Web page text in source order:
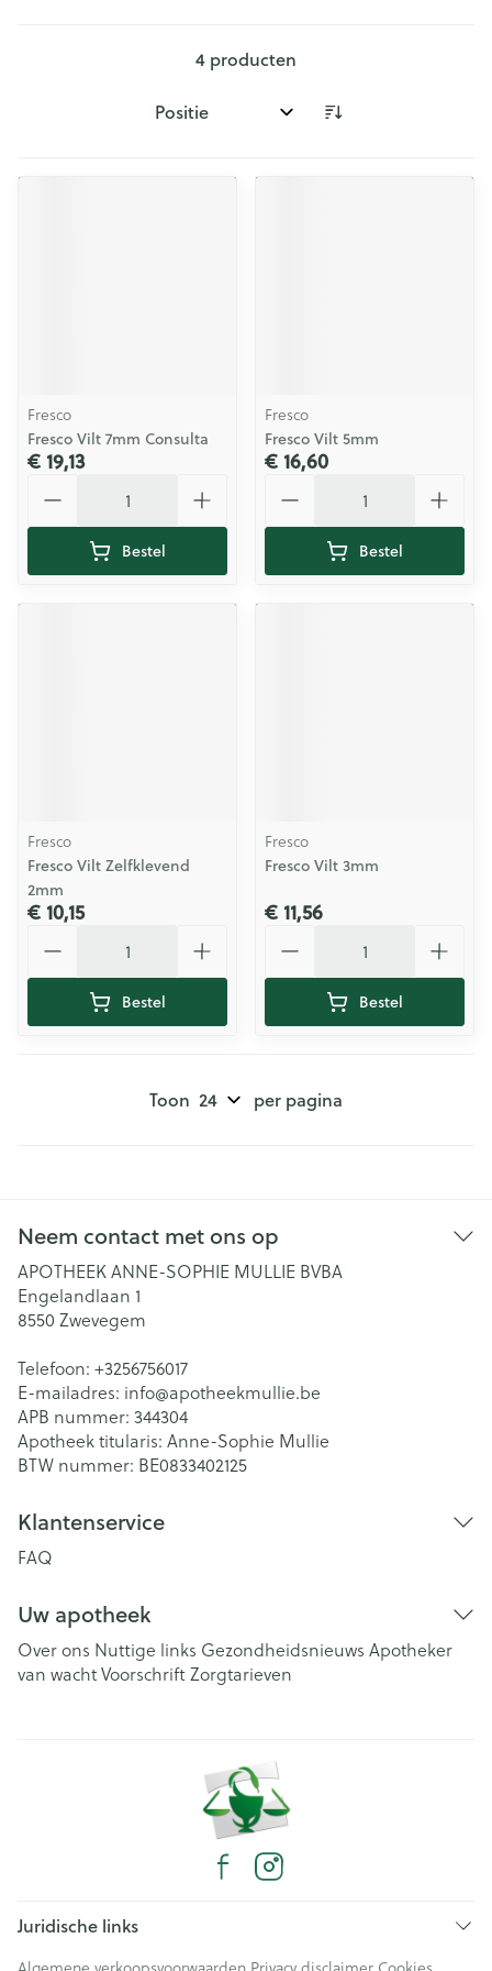
4 producten
Sorteer op:
Fresco
Fresco Vilt 7mm Consulta
€ 19,13
Bestel
Fresco
Fresco Vilt 5mm
€ 16,60
Bestel
Fresco
Fresco Vilt Zelfklevend
2mm
€ 10,15
Bestel
Fresco
Fresco Vilt 3mm
€ 11,56
Bestel
Toon per pagina
Neem contact met ons op
APOTHEEK ANNE-SOPHIE MULLIE BVBA
Engelandlaan 1
8550 Zwevegem
Telefoon: +3256756017
E-mailadres: info@apotheekmullie.be
APB nummer: 344304
Apotheek titularis: Anne-Sophie Mullie
BTW nummer: BE0833402125
Klantenservice
FAQ
Uw apotheek
Over ons Nuttige links Gezondheidsnieuws Apotheker
van wachtVoorschriftZorgtarieven
Juridische links